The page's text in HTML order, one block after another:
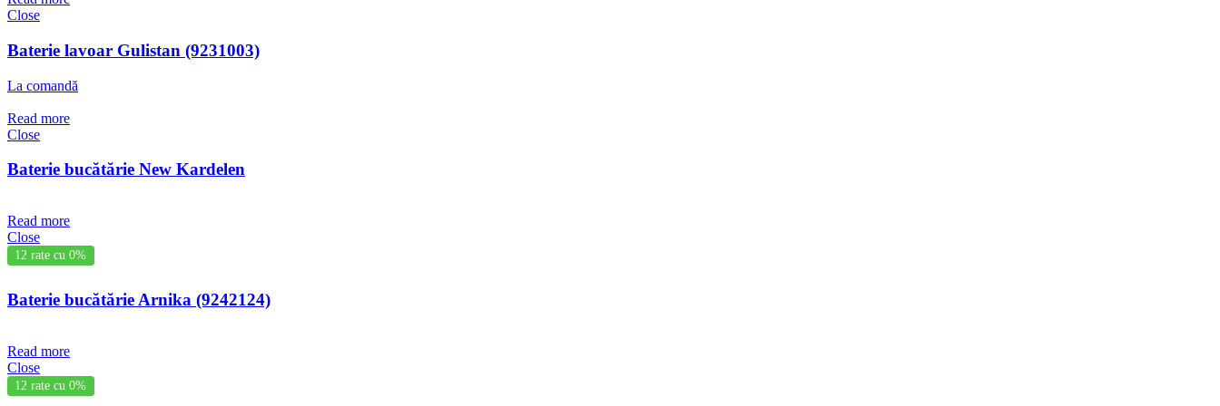
Close
Baterie lavoar Gulistan (9231003)
La comandă
Read more
Close
Baterie bucătărie New Kardelen
Read more
Close
12 rate cu 0%
Baterie bucătărie Arnika (9242124)
Read more
Close
12 rate cu 0%